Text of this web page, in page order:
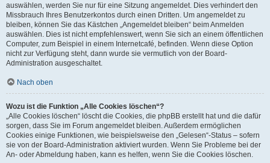
auswählen, werden Sie nur für eine Sitzung angemeldet. Dies verhindert den
Missbrauch Ihres Benutzerkontos durch einen Dritten. Um angemeldet zu
bleiben, können Sie das Kästchen „Angemeldet bleiben“ beim Anmelden
auswählen. Dies ist nicht empfehlenswert, wenn Sie sich an einem öffentlichen
Computer, zum Beispiel in einem Internetcafé, befinden. Wenn diese Option
nicht zur Verfügung steht, dann wurde sie vermutlich von der Board-
Administration ausgeschaltet.
Nach oben
Wozu ist die Funktion „Alle Cookies löschen“?
„Alle Cookies löschen“ löscht die Cookies, die phpBB erstellt hat und die dafür
sorgen, dass Sie im Forum angemeldet bleiben. Außerdem ermöglichen
Cookies einige Funktionen, wie beispielsweise den „Gelesen“-Status – sofern
sie von der Board-Administration aktiviert wurden. Wenn Sie Probleme bei der
An- oder Abmeldung haben, kann es helfen, wenn Sie die Cookies löschen.